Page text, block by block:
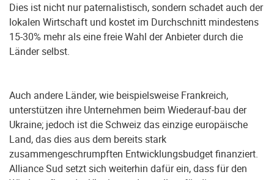
Dies ist nicht nur paternalistisch, sondern schadet auch der
lokalen Wirtschaft und kostet im Durchschnitt mindestens
15-30% mehr als eine freie Wahl der Anbieter durch die
Länder selbst.
Auch andere Länder, wie beispielsweise Frankreich,
unterstützen ihre Unternehmen beim Wiederauf-bau der
Ukraine; jedoch ist die Schweiz das einzige europäische
Land, das dies aus dem bereits stark
zusammengeschrumpften Entwicklungsbudget finanziert.
Alliance Sud setzt sich weiterhin dafür ein, dass für den